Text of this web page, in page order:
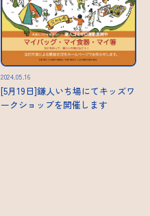
2024.05.16
[5月19日]鎌人いち場にてキッズワ
ークショップを開催します